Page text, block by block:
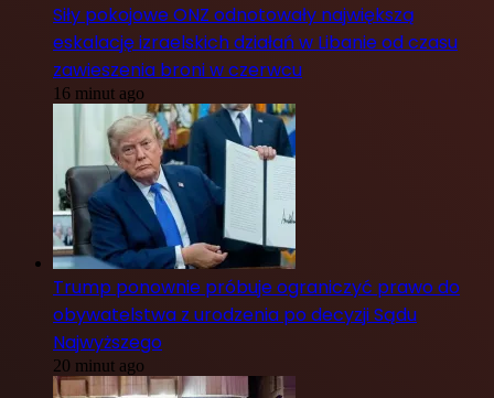
Siły pokojowe ONZ odnotowały największą
eskalację izraelskich działań w Libanie od czasu
zawieszenia broni w czerwcu
16 minut ago
Trump ponownie próbuje ograniczyć prawo do
obywatelstwa z urodzenia po decyzji Sądu
Najwyższego
20 minut ago